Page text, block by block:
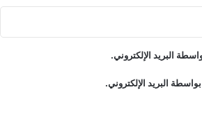
البريد الإلكتروني.
البريد الإلكتروني.